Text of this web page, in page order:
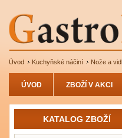
Úvod Kuchyňské náčiní Nože a
ÚVOD ZBOŽÍ V AKCI
KATALOG ZBOŽÍ